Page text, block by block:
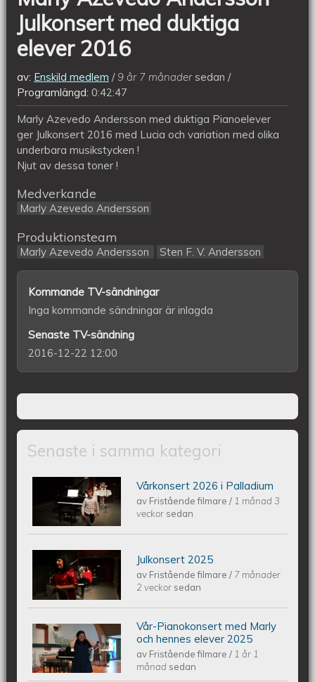
Julkonsert med duktiga
elever 2016
av: Enskild medlem 9 år 7 månadersedan
Programlängd: 0:42:47
Marly Azevedo Andersson med duktiga Pianoelever
ger Julkonsert 2016 med Lucia och variation med olika
underbara musikstycken !
Njut av dessa toner !
Medverkande
Marly Azevedo Andersson
Produktionsteam
Marly Azevedo Andersson Sten F. V. Andersson
Kommande TV-sändningar
Inga kommande sändningar är inlagda
Senaste TV-sändning
2016-12-22 12:00
Senaste i samma kategori
Piano Marly Azevedo Andersson
Vårkonsert PALLADIUM 2026 06 10
Vårkonsert 2026 i Palladium
av Fristående filmare/ 1 månad 3
veckor sedan
Piano Marly Azevedo Andersson
Julkonsert PALLADIUM 251206
Julkonsert 2025
av Fristående filmare/ 7 månader
2 veckor sedan
Piano Marly Azevedo Andersson
Vårkonsert EQUMkyrkan 250607
Vår-Pianokonsert med Marly
och hennes elever 2025
av Fristående filmare/ 1 år 1
månad sedan